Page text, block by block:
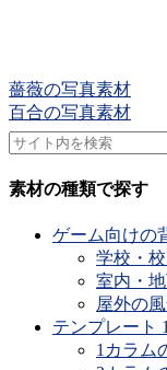
薔薇の写真素材
百合の写真素材
素材の種類で探す
ゲーム向けの
学校・
室内・
屋外の
テンプレート
1カラム